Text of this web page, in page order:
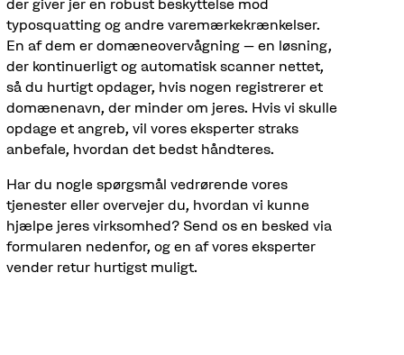
der giver jer en robust beskyttelse mod
typosquatting og andre varemærkekrænkelser.
En af dem er domæneovervågning – en løsning,
der kontinuerligt og automatisk scanner nettet,
så du hurtigt opdager, hvis nogen registrerer et
domænenavn, der minder om jeres. Hvis vi skulle
opdage et angreb, vil vores eksperter straks
anbefale, hvordan det bedst håndteres.
Har du nogle spørgsmål vedrørende vores
tjenester eller overvejer du, hvordan vi kunne
hjælpe jeres virksomhed? Send os en besked via
formularen nedenfor, og en af vores eksperter
vender retur hurtigst muligt.